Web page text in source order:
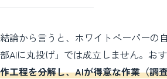
結論から言うと、ホワイトペーパーの
部AIに丸投げ」では成立しません。お
作工程を分解し、AIが得意な作業（調